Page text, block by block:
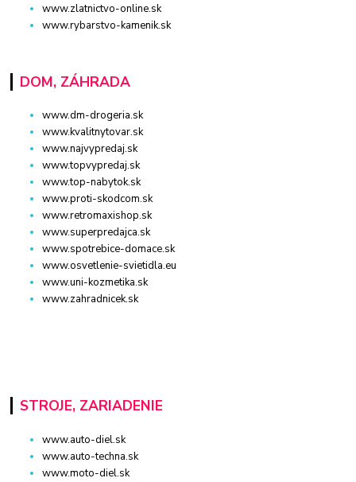
www.zlatnictvo-online.sk
www.rybarstvo-kamenik.sk
DOM, ZÁHRADA
www.dm-drogeria.sk
www.kvalitnytovar.sk
www.najvypredaj.sk
www.topvypredaj.sk
www.top-nabytok.sk
www.proti-skodcom.sk
www.retromaxishop.sk
www.superpredajca.sk
www.spotrebice-domace.sk
www.osvetlenie-svietidla.eu
www.uni-kozmetika.sk
www.zahradnicek.sk
STROJE, ZARIADENIE
www.auto-diel.sk
www.auto-techna.sk
www.moto-diel.sk